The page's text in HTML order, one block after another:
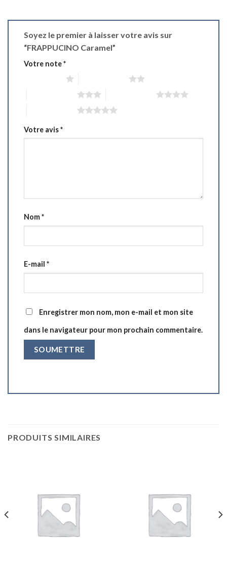
Soyez le premier à laisser votre avis sur
“FRAPPUCINO Caramel”
Votre note*
Votre avis*
Nom*
E-mail *
Enregistrer mon nom, mon e-mail et mon site
dans le navigateur pour mon prochain commentaire.
PRODUITS SIMILAIRES